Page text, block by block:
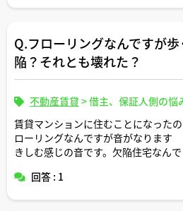
Q.フローリングなんですが
陥？それとも壊れた？
不動産賃貸 >借主、保証人側の悩
賃貸マンションに住むことになった
ローリングなんですが音がなります
きしむ感じの音です。欠陥住宅なん
回答 : 1